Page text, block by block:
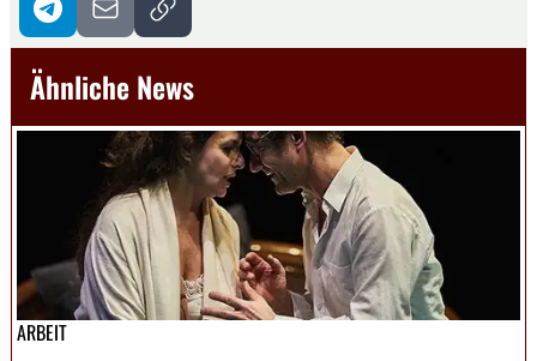
Ähnliche News
ARBEIT